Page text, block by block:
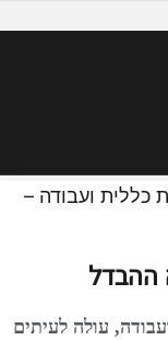
כללית ועבודה –
ההבדל
עולה לעיתים